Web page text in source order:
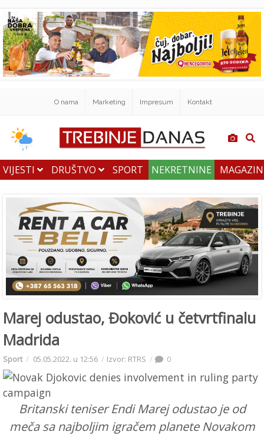
O nama Marketing Impresum Kontakt
VIJESTI DRUŠTVO SPORT NEKRETNINE
Marej odustao, Đoković u četvrtfinalu
Madrida
Sport 05.05.2022. u 12:56 Izvor: RTRS 0
Britanski teniser Endi Marej odustao je od
meča sa najboljim igračem planete Novakom